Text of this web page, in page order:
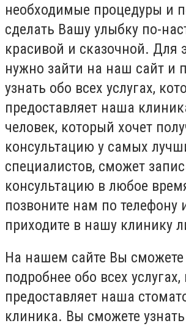
необходимые процедуры и
сделать Вашу улыбку по-
красивой и сказочной. Для
нужно зайти на наш сайт и
узнать обо всех услугах,
предоставляет наша
человек, который хочет
консультацию у самых
специалистов, сможет
консультацию в любое
позвоните нам по телефону
приходите в нашу клинику
На нашем сайте Вы сможете
подробнее обо всех
предоставляет наша
клиника. Вы сможете